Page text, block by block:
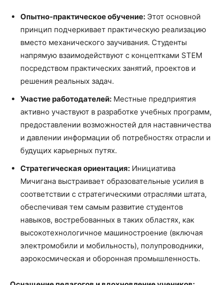
Опытно-практическое обучение: Этот основной
принцип подчеркивает практическую реализацию
вместо механического заучивания. Студенты
напрямую взаимодействуют с концептками STEM
посредством практических занятий, проектов и
решения реальных задач.
Участие работодателей: Местные предприятия
активно участвуют в разработке учебных программ,
предоставлении возможностей для наставничества
и давлении информации об потребностях отрасли и
будущих карьерных путях.
Стратегическая ориентация: Инициатива
Мичигана выстраивает образовательные усилия в
соответствии с стратегическими отраслями штата,
обеспечивая тем самым развитие студентов
навыков, востребованных в таких областях, как
высокотехнологичное машиностроение (включая
электромобили и мобильность), полупроводники,
аэрокосмическая и оборонная промышленность.